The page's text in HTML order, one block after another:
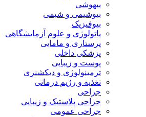
بیهوشی
بیوشیمی و شیمی
بیوفیزیک
پاتولوژی و علوم آزمایشگاهی
پرستاری و مامایی
پزشکی داخلی
پوست و زیبایی
ترمینولوژی و دیکشنری
تغذیه و رژیم درمانی
جراحی
جراحی پلاستیک و زیبایی
جراحی عمومی